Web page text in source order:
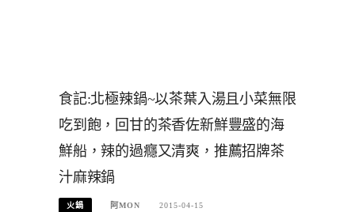
食記:北極辣鍋~以茶葉入湯且小菜無限
吃到飽，回甘的茶香佐新鮮豐盛的海
鮮船，辣的過癮又清爽，推薦招牌茶
汁麻辣鍋
火鍋 阿MON 2015-04-15